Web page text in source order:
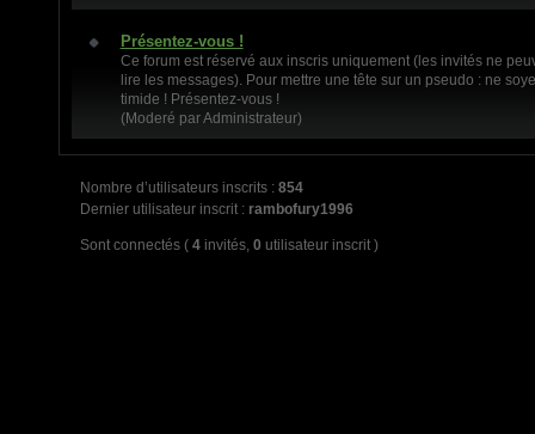
Présentez-vous !
Ce forum est réservé aux inscris uniquement (les invités ne
lire les messages). Pour mettre une tête sur un pseudo : ne
timide ! Présentez-vous !
(Moderé par Administrateur)
Nombre d’utilisateurs inscrits : 854
Dernier utilisateur inscrit : rambofury1996
Sont connectés ( 4 invités, 0 utilisateur inscrit )